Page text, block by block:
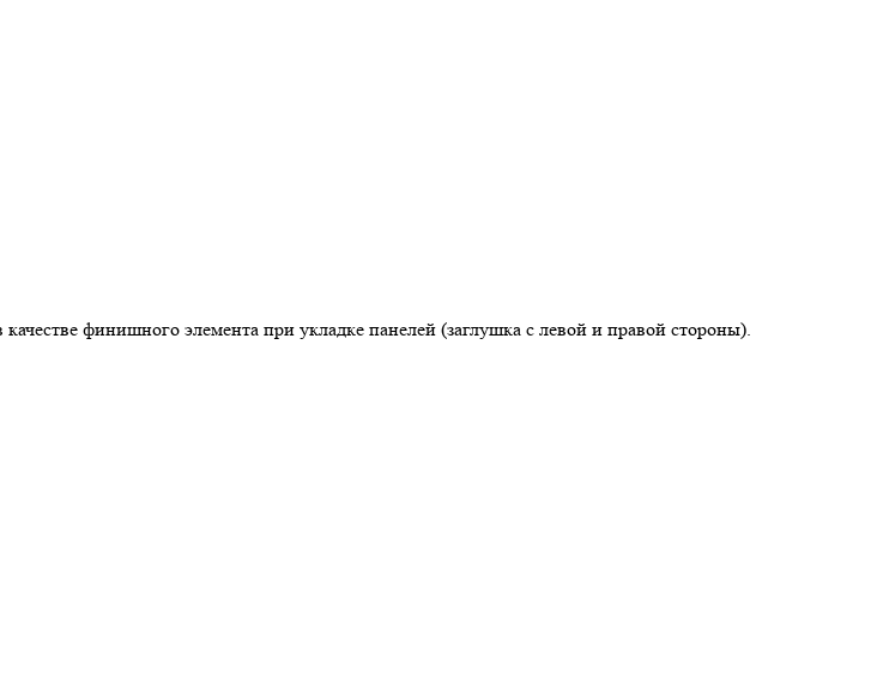
финишного элемента при укладке панелей (заглушка с левой и правой стороны).